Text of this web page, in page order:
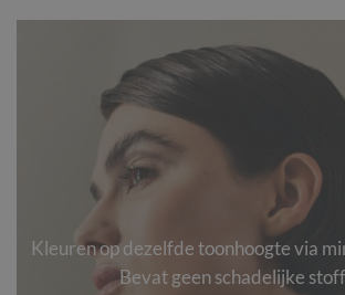
Kleuren op dezelfde toonhoogte via
Bevat geen schadelijke